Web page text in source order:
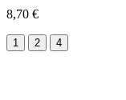
8,70 €
1 2 4